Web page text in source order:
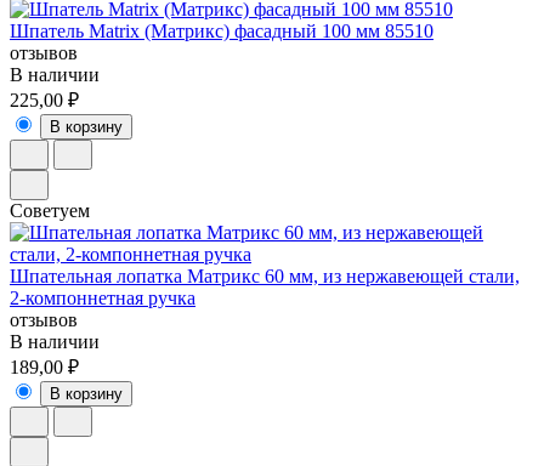
Шпатель Matrix (Матрикс) фасадный 100 мм 85510
отзывов
В наличии
225,00 ₽
В корзину
Советуем
Шпательная лопатка Матрикс 60 мм, из нержавеющей стали,
2-компоннетная ручка
отзывов
В наличии
189,00 ₽
В корзину